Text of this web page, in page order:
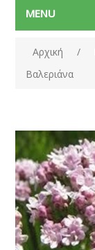
MENU
Αρχική /
Βαλεριάνα